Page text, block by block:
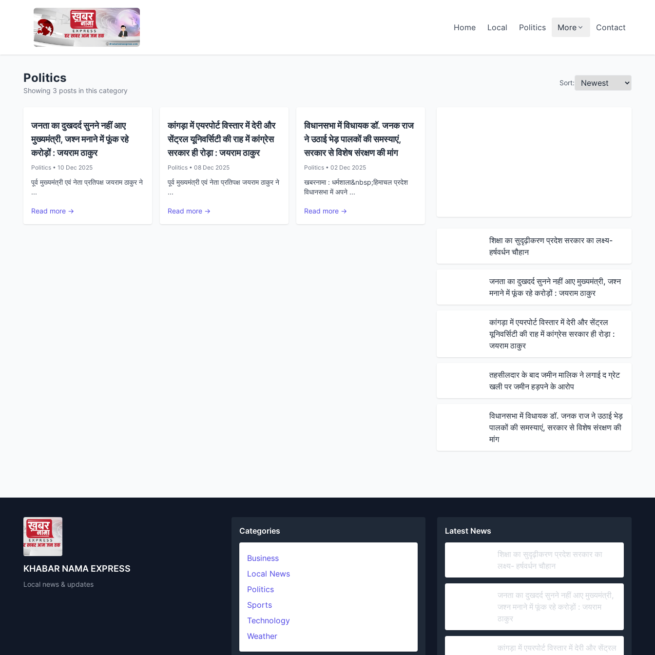
Home Local Politics More Contact
Politics
Showing 3 posts in this category
Sort:
जनता का दुखदर्द सुनने नहीं आए
मुख्यमंत्री, जश्न मनाने में फूंक रहे
करोड़ों : जयराम ठाकुर
Politics • 10 Dec 2025
पूर्व मुख्यमंत्री एवं नेता प्रतिपक्ष जयराम ठाकुर ने
...
Read more →
कांगड़ा में एयरपोर्ट विस्तार में देरी और
सेंट्रल यूनिवर्सिटी की राह में कांग्रेस
सरकार ही रोड़ा : जयराम ठाकुर
Politics • 08 Dec 2025
पूर्व मुख्यमंत्री एवं नेता प्रतिपक्ष जयराम ठाकुर ने
...
Read more →
विधानसभा में विधायक डॉ. जनक राज
ने उठाई भेड़ पालकों की समस्याएं,
सरकार से विशेष संरक्षण की मांग
Politics • 02 Dec 2025
खबरनामा : धर्मशाला&nbsp;हिमाचल प्रदेश
विधानसभा में अपने ...
Read more →
शिक्षा का सुदृढ़ीकरण प्रदेश सरकार का लक्ष्य-
हर्षवर्धन चौहान
जनता का दुखदर्द सुनने नहीं आए मुख्यमंत्री, जश्न
मनाने में फूंक रहे करोड़ों : जयराम ठाकुर
कांगड़ा में एयरपोर्ट विस्तार में देरी और सेंट्रल
यूनिवर्सिटी की राह में कांग्रेस सरकार ही रोड़ा :
जयराम ठाकुर
तहसीलदार के बाद जमीन मालिक ने लगाई द ग्रेट
खली पर जमीन हड़पने के आरोप
विधानसभा में विधायक डॉ. जनक राज ने उठाई भेड़
पालकों की समस्याएं, सरकार से विशेष संरक्षण की
मांग
KHABAR NAMA EXPRESS
Local news & updates
Categories
Business
Local News
Politics
Sports
Technology
Weather
Latest News
शिक्षा का सुदृढ़ीकरण प्रदेश सरकार का
लक्ष्य- हर्षवर्धन चौहान
जनता का दुखदर्द सुनने नहीं आए मुख्यमंत्री,
जश्न मनाने में फूंक रहे करोड़ों : जयराम
ठाकुर
कांगड़ा में एयरपोर्ट विस्तार में देरी और सेंट्रल